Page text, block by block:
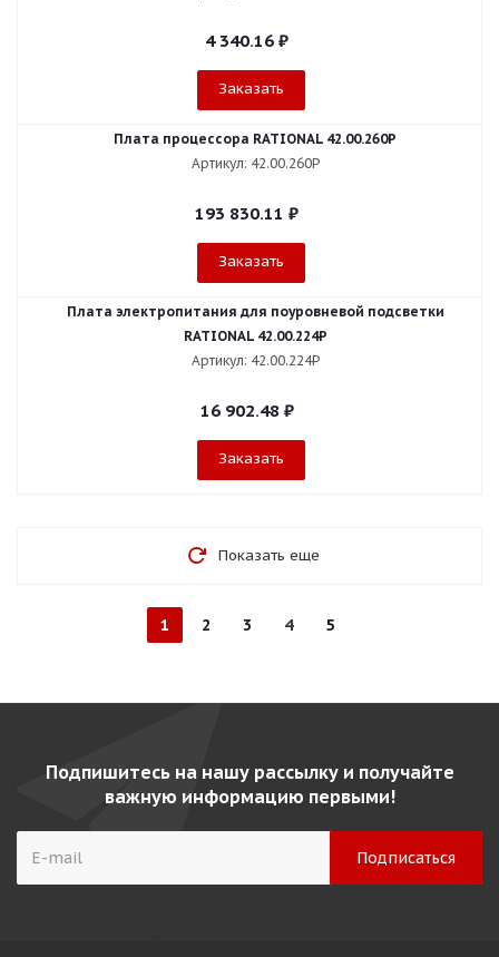
4 340.16 ₽
Заказать
Плата процессора RATIONAL 42.00.260P
Артикул: 42.00.260P
193 830.11 ₽
Заказать
Плата электропитания для поуровневой подсветки
RATIONAL 42.00.224P
Артикул: 42.00.224P
16 902.48₽
Заказать
Показать еще
1 2 3 4 5
Подпишитесь на нашу рассылку и получайте
важную информацию первыми!